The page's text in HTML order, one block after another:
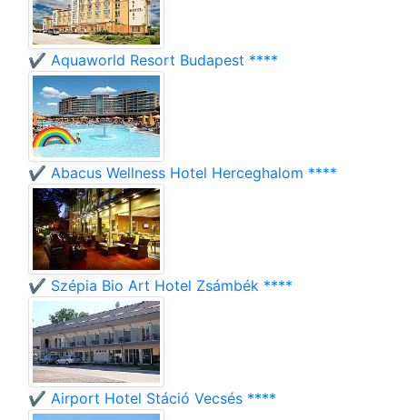
✔️ Aquaworld Resort Budapest ****
✔️ Abacus Wellness Hotel Herceghalom ****
✔️ Szépia Bio Art Hotel Zsámbék ****
✔️ Airport Hotel Stáció Vecsés ****